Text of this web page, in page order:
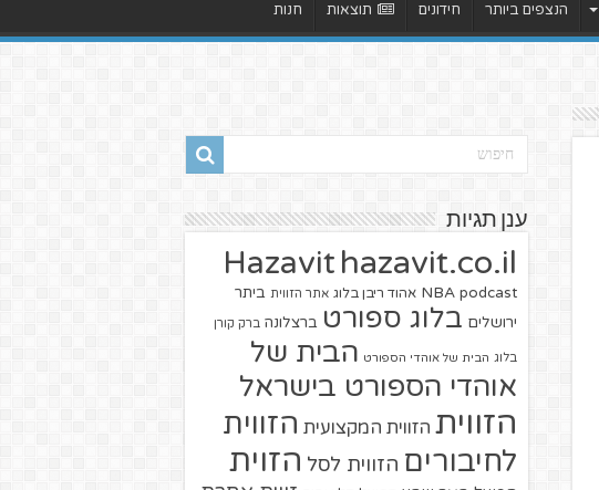
הנצפים ביותר חידונים תוצאות חנות
ענן תגיות
Hazavit hazavit.co.il
NBA podcast אהוד ריבן בלוג אתר הזווית ביתר
ירושלים בלוג ספורט ברצלונה ברק קורן
בלוג הבית של אוהדי הספורט הבית של
אוהדי הספורט בישראל
הזווית הזווית המקצועית הזווית
לחיבורים הזווית לסל הזוית